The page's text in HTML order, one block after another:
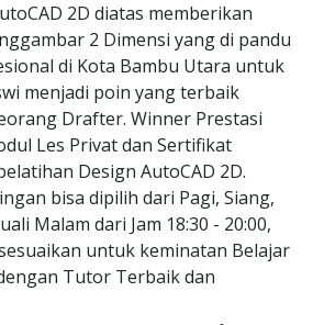
2D diatas memberikan
2 Dimensi yang di pandu
di Kota Bambu Utara untuk
menjadi poin yang terbaik
Drafter. Winner Prestasi
Les Privat dan Sertifikat
Design AutoCAD 2D.
bisa dipilih dari Pagi, Siang,
Malam dari Jam 18:30 - 20:00,
untuk keminatan Belajar
Tutor Terbaik dan